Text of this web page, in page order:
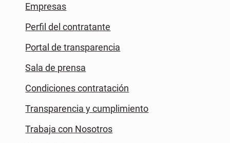
Empresas
Perfil del contratante
Portal de transparencia
Sala de prensa
Condiciones contratación
Transparencia y cumplimiento
Trabaja con Nosotros